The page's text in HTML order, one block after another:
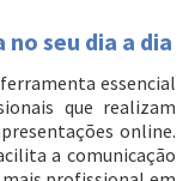
seu dia a dia
essencial
que realizam
online.
a comunicação